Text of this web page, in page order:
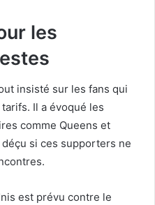
les
insisté sur les fans qui
Il a évoqué les
comme Queens et
si ces supporters ne
est prévu contre le